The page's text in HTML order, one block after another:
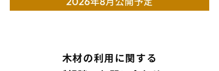
木材の利用に関する